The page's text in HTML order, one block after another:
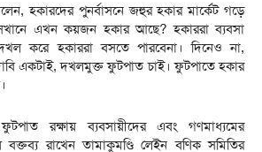
হকারদের পুনর্বাসনে জহুর হকার মার্কেট গড়ে
এখন কয়জন হকার আছে? হকাররা ব্যবসা
করে হকাররা বসতে পারবেনা। দিনেও না,
একটাই, দখলমুক্ত ফুটপাত চাই। ফুটপাতে হকার
রক্ষায় ব্যবসায়ীদের এবং গণমাধ্যমের
রাখেন তামাকুমণ্ডি লেইন বণিক সমিতির